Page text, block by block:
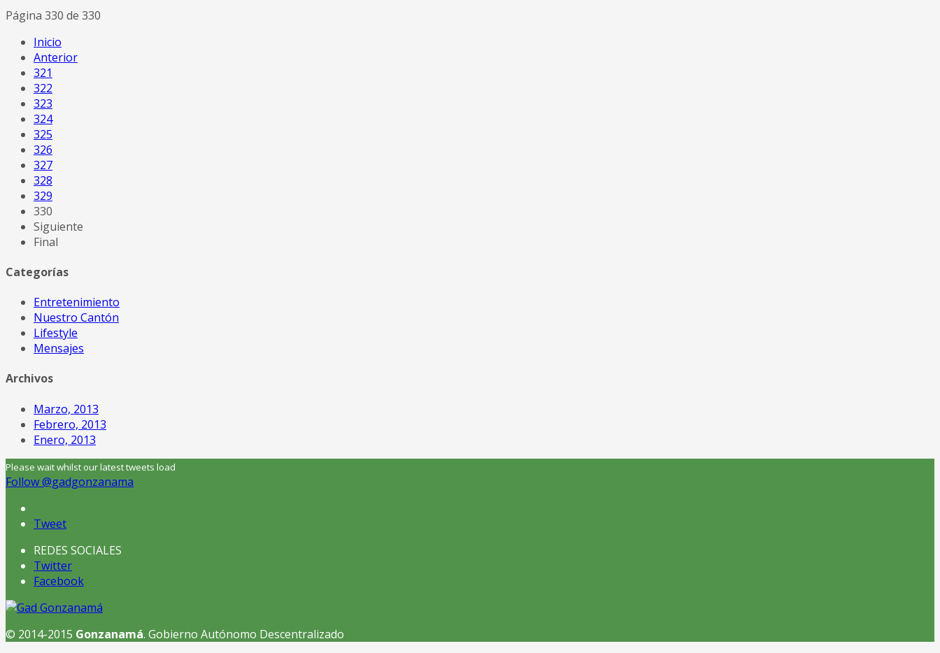
Página 330 de 330
Inicio
Anterior
321
322
323
324
325
326
327
328
329
330
Siguiente
Final
Categorías
Entretenimiento
Nuestro Cantón
Lifestyle
Mensajes
Archivos
Marzo, 2013
Febrero, 2013
Enero, 2013
Please wait whilst our latest tweets load
Follow @gadgonzanama
Tweet
REDES SOCIALES
Twitter
Facebook
© 2014-2015 Gonzanamá. Gobierno Autónomo Descentralizado